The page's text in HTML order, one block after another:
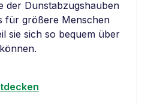
der Dunstabzugshauben
für größere Menschen
sie sich so bequem über